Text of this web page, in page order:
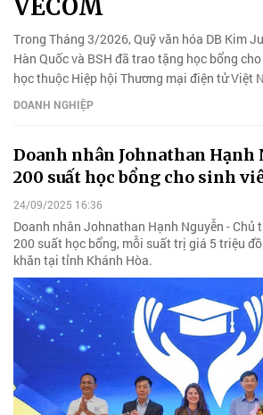
VECOM
Trong Tháng 3/2026, Quỹ văn hóa DB Kim
Hàn Quốc và BSH đã trao tặng học bổng
học thuộc Hiệp hội Thương mại điện tử Việt
DOANH NGHIỆP
Doanh nhân Johnathan Hạnh
200 suất học bổng cho sinh
24/09/2025 16:36
Doanh nhân Johnathan Hạnh Nguyễn - Chủ
200 suất học bổng, mỗi suất trị giá 5 triệu
khăn tại tỉnh Khánh Hòa.